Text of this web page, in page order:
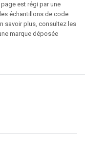
est régi par une
échantillons de code
savoir plus, consultez les
marque déposée